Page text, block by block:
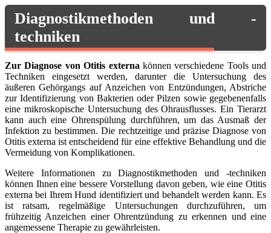
Diagnostikmethoden und -
techniken
Zur Diagnose von Otitis externa können verschiedene Tools und
Techniken eingesetzt werden, darunter die Untersuchung des
äußeren Gehörgangs auf Anzeichen von Entzündungen, Abstriche
zur Identifizierung von Bakterien oder Pilzen sowie gegebenenfalls
eine mikroskopische Untersuchung des Ohrausflusses. Ein Tierarzt
kann auch eine Ohrenspülung durchführen, um das Ausmaß der
Infektion zu bestimmen. Die rechtzeitige und präzise Diagnose von
Otitis externa ist entscheidend für eine effektive Behandlung und die
Vermeidung von Komplikationen.
Weitere Informationen zu Diagnostikmethoden und -techniken
können Ihnen eine bessere Vorstellung davon geben, wie eine Otitis
externa bei Ihrem Hund identifiziert und behandelt werden kann. Es
ist ratsam, regelmäßige Untersuchungen durchzuführen, um
frühzeitig Anzeichen einer Ohrentzündung zu erkennen und eine
angemessene Therapie zu gewährleisten.